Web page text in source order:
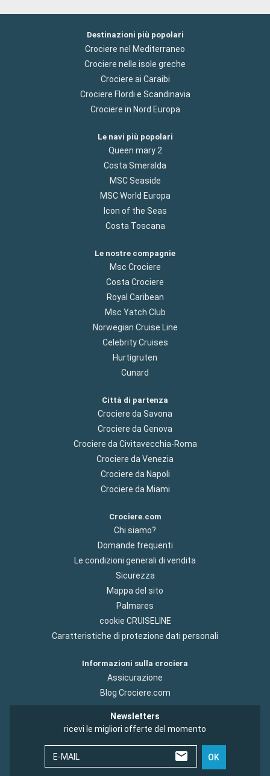
Destinazioni più popolari
Crociere nel Mediterraneo
Crociere nelle isole greche
Crociere ai Caraibi
Crociere Flordi e Scandinavia
Crociere in Nord Europa
Le navi più popolari
Queen mary 2
Costa Smeralda
MSC Seaside
MSC World Europa
Icon of the Seas
Costa Toscana
Le nostre compagnie
Msc Crociere
Costa Crociere
Royal Caribean
Msc Yatch Club
Norwegian Cruise Line
Celebrity Cruises
Hurtigruten
Cunard
Città di partenza
Crociere da Savona
Crociere da Genova
Crociere da Civitavecchia-Roma
Crociere da Venezia
Crociere da Napoli
Crociere da Miami
Crociere.com
Chi siamo?
Domande frequenti
Le condizioni generali di vendita
Sicurezza
Mappa del sito
Palmares
cookie CRUISELINE
Caratteristiche di protezione dati personali
Informazioni sulla crociera
Assicurazione
Blog Crociere.com
Newsletters
ricevi le migliori offerte del momento
E-MAIL OK